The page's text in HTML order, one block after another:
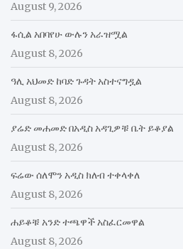
August 9, 2026
ፋሲል አበባየሁ ውሉን አራዝሟል
August 8, 2026
ዓሊ አህመድ ከባድ ጉዳት አስተናግዷል
August 8, 2026
ያሬድ መሐመድ በአዲስ አዳጊዎቹ ቤት ይቆያል
August 8, 2026
ፍሬው ሰለሞን አዲስ ክለብ ተቀላቀለ
August 8, 2026
ሐይቆቹ አንድ ተጫዋች አስፈርመዋል
August 8, 2026